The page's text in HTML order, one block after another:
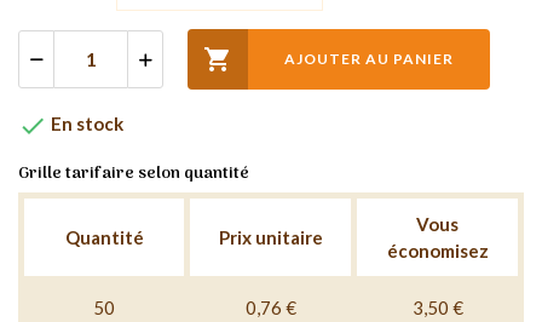
 AJOUTER AU PANIER
 En stock
Grille tarifaire selon quantité
Quantité Prix unitaire
Vous
économisez
50 0,76 € 3,50 €